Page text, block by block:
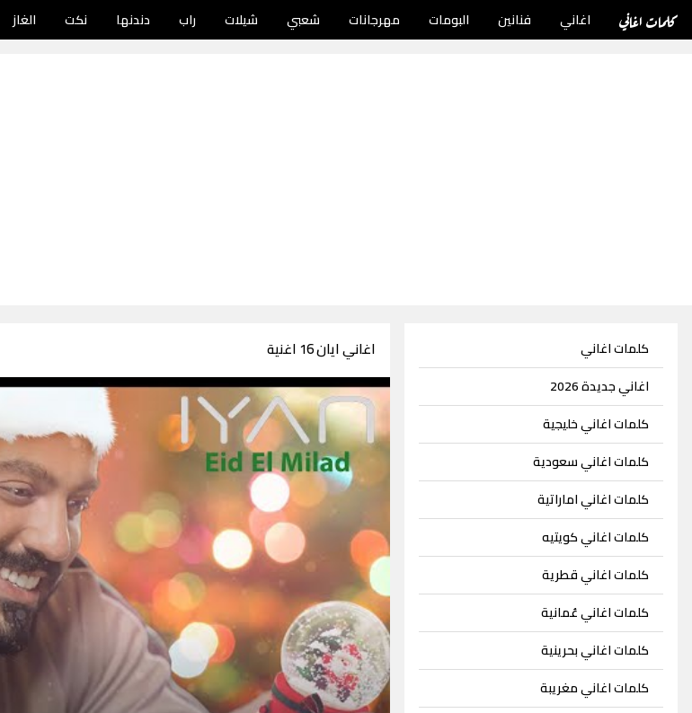
كلمات اغاني اغاني فنانين البومات مهرجانات شعبي شيلات راب دندنها نكت الغاز
كلمات اغاني
اغاني جديدة 2026
كلمات اغاني خليجية
كلمات اغاني سعودية
كلمات اغاني اماراتية
كلمات اغاني كويتيه
كلمات اغاني قطرية
كلمات اغاني عُمانية
كلمات اغاني بحرينية
كلمات اغاني مغريبة
اغاني ايان 16 اغنية